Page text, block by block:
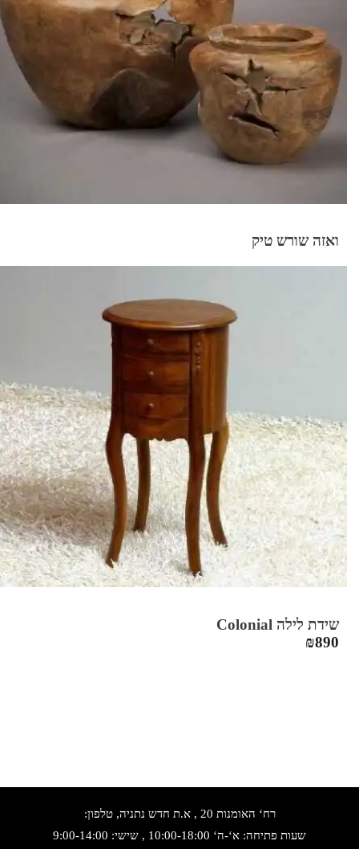
ואזה שורש טיק
שידת לילה Colonial
₪890
רח‘ האומנות 20 , א.ת חדש נתניה, טלפון:
שעות פתיחה: א‘-ה‘ 10:00-18:00 , שישי: 9:00-14:00